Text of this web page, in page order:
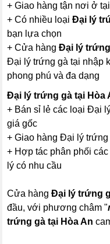
+ Giao hàng tận nơi ở tại
+ Có nhiều loạiĐại lý
bạn lựa chọn
+ Cửa hàngĐại lý
Đại lý trứng gà tại nhập
phong phú và đa dạng
Đại lý trứng gà tại Hòa
+ Bán sỉ lẻ các loại Đại
giá gốc
+ Giao hàng Đại lý
+ Hợp tác phân phối
lý có nhu cầu
Cửa hàngĐại lý trứng
đầu, với phương châm "
trứng gà tại Hòa An